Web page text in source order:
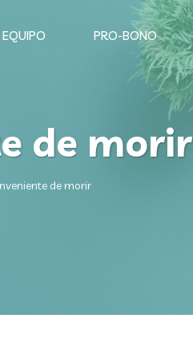
EQUIPO PRO-BONO
de morir
de morir